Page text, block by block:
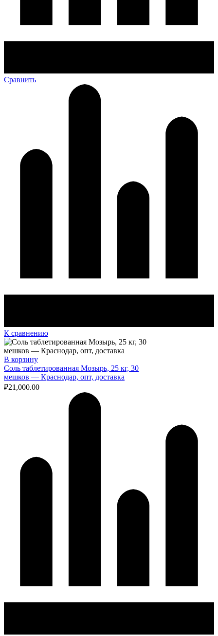
Сравнить
К сравнению
В корзину
Соль таблетированная Мозырь, 25 кг, 30
мешков — Краснодар, опт, доставка
₽21,000.00